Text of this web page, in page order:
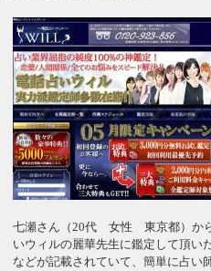
七瀬さん（20代 女性 東京都）か
いウィルの麗華先生に鑑定して頂い
などが記載されていて、簡単に占い